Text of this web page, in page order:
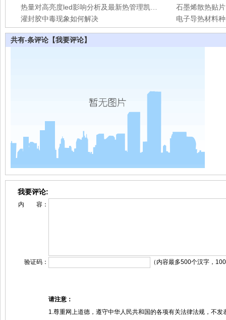
石墨烯散热贴
灌封胶中毒现象如何解决
电子导热材料
共有-条评论 【我要评论】
我要评论:
内 容：
验证码： （内容最多500个汉字，
请注意：
1.尊重网上道德，遵守中华人民共和国的各项有关法律法规，不发